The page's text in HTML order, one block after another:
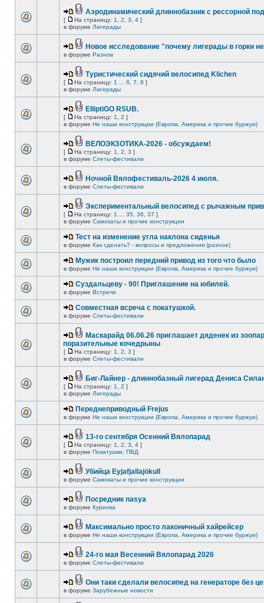
Аэродинамический длиннобазник с рессорной
[ На страницу: 1 2 3 4 ]
в форуме Лигерады
Новое исследование "почему лигерады в горки
в форуме Разное
Туристический сидячий велосипед Klichen
[ На страницу: 1 6 7 8 ]
в форуме Лигерады
ElliptiGO RSUB.
[ На страницу: 1 2 ]
в форуме Не наши конструкции (Европа, Америка и прочие буржуи)
ВЕЛОЭКЗОТИКА-2026 - обсуждаем!
[ На страницу: 1 2 3 ]
в форуме Слеты-фестивали
Ночной Вялофестиваль-2026 4 июля.
в форуме Слеты-фестивали
Экспериментальный велосипед с рычажным
[ На страницу: 1 35 36 37 ]
в форуме Самокаты и прочие конструкции
Тест на изменение угла наклона сиденья
в форуме Как сделать? - вопросы и предложения (разное)
Мужик построил передний привод из того что было
в форуме Не наши конструкции (Европа, Америка и прочие буржуи)
Суздальцеву - 90! Приглашение на юбилей.
в форуме Встречи
Совместная всреча с покатушкой.
в форуме Слеты-фестивали
Маскарайд 06.06.26 приглашает дяденек из
поразительные кочедрыны
[ На страницу: 1 2 3 ]
в форуме Слеты-фестивали
Биг-Лайнер - длиннобазный лигерад Дениса
[ На страницу: 1 2 ]
в форуме Лигерады
Переднеприводный Frejus
в форуме Не наши конструкции (Европа, Америка и прочие буржуи)
13-го сентября Осенний Вялопарад
[ На страницу: 1 2 3 4 ]
в форуме Покатушки, ПВД
Убийца Eyjafjallajökull
в форуме Самокаты и прочие конструкции
Посредник nasya
в форуме Курилка
Максимально просто лаконичный хайрейсер
в форуме Не наши конструкции (Европа, Америка и прочие буржуи)
24-го мая Весенний Вялопарад 2026
в форуме Слеты-фестивали
Они таки сделали велосипед на генераторе без
в форуме Зарубежные новости